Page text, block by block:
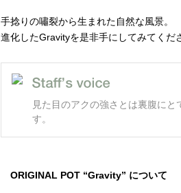
手捻りの嘯裂から生まれた自然な風景。
進化したGravityを是非手にしてみてくだ
見た目のアクの強さとは裏腹にと
す。
ORIGINAL POT “Gravity” について